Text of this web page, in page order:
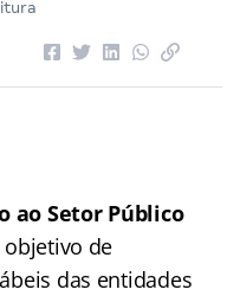
ao Setor Público
de
das entidades